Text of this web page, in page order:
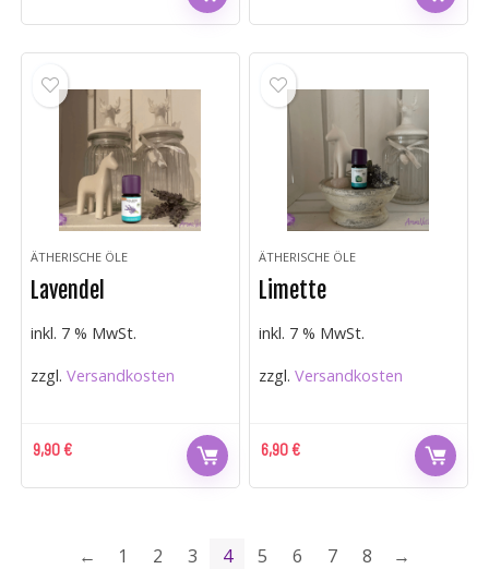
ÄTHERISCHE ÖLE
Lavendel
9,90€
inkl. 7 % MwSt.
zzgl.Versandkosten
ÄTHERISCHE ÖLE
Limette
6,90€
inkl. 7 % MwSt.
zzgl.Versandkosten
← 1 2 3 4 5 6 7 8 →